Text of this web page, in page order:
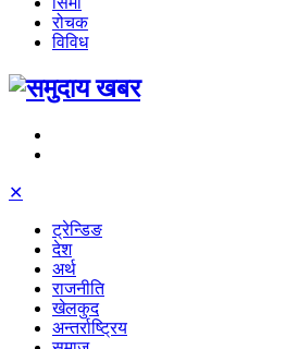
रोचक
विविध
✕
ट्रेन्डिङ
देश
अर्थ
राजनीति
खेलकुद
अन्तर्राष्ट्रिय